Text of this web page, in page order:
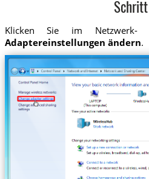
Klicken Sie im Netzwerk-
Adaptereinstellungen ändern.